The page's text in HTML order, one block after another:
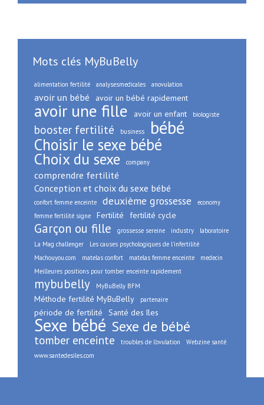
Mots clés MyBuBelly
alimentation fertilité analysesmedicales anovulation
avoir un bébé avoir un bébé rapidement
avoir une fille avoir un enfant biologiste
booster fertilité business bébé
Choisir le sexe bébé
Choix du sexe company
comprendre fertilité
Conception et choix du sexe bébé
confort femme enceinte deuxième grossesse
economy
femme fertilité signe
Fertilité fertilité cycle
Garçon ou fille grossesse sereine industry
laboratoire
La Mag challenger
Les causes psychologiques de l’infertilité
Machouyou.com
matelas confort matelas femme enceinte
medecin
Meilleures positions pour tomber enceinte rapidement
mybubelly MyBuBelly BFM
Méthode fertilité MyBuBelly partenaire
période de fertilité Santé des îles
Sexe bébé Sexe de bébé
tomber enceinte troubles de l’ovulation
Webzine santé
www.santedesiles.com